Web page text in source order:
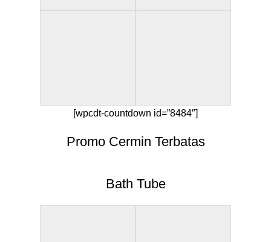
[wpcdt-countdown id=”8484″]
Promo Cermin Terbatas
Bath Tube